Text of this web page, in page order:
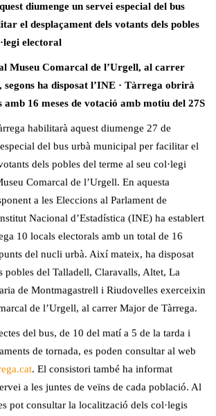
diumenge un servei especial del bus
el desplaçament dels votants dels pobles
electoral
Museu Comarcal de l’Urgell, al carrer
ha disposat l’INE · Tàrrega obrirà
amb 16 meses de votació amb motiu del 27S
habilitarà aquest diumenge 27 de
del bus urbà municipal per facilitar el
dels pobles del terme al seu col·legi
Comarcal de l’Urgell. En aquesta
a les Eleccions al Parlament de
Nacional d’Estadística (INE) ha establert
10 locals electorals amb un total de 16
del nucli urbà. Així mateix, ha disposat
pobles del Talladell, Claravalls, Altet, La
de Montmagastrell i Riudovelles exerceixin
de l’Urgell, al carrer Major de Tàrrega.
del bus, de 10 del matí a 5 de la tarda i
de tornada, es poden consultar al web
. El consistori també ha informat
a les juntes de veïns de cada població. Al
pot consultar la localització dels col·legis